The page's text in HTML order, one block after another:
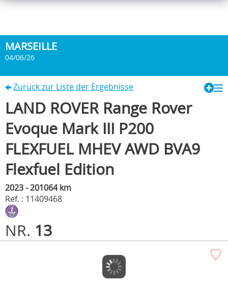
MARSEILLE
04/06/26
Zurück zur Liste der Ergebnisse
LAND ROVER Range Rover
Evoque Mark III P200
FLEXFUEL MHEV AWD BVA9
Flexfuel Edition
2023 - 201064 km
Ref. : 11409468
NR. 13